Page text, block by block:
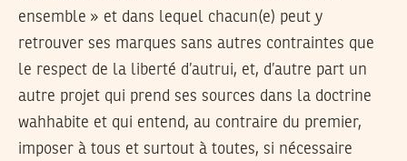
ensemble » et dans lequel chacun(e) peut y
retrouver ses marques sans autres contraintes que
le respect de la liberté d’autrui, et, d’autre part un
autre projet qui prend ses sources dans la doctrine
wahhabite et qui entend, au contraire du premier,
imposer à tous et surtout à toutes, si nécessaire